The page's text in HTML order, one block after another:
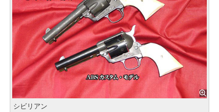
シビリアン